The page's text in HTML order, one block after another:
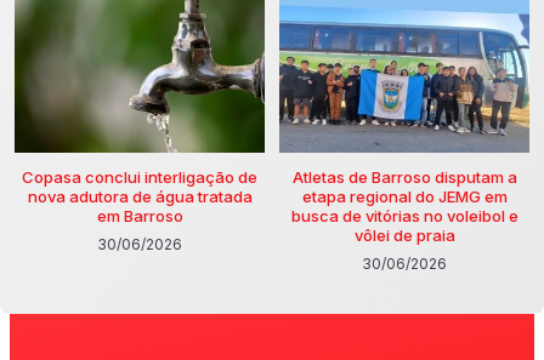
Copasa conclui interligação de
nova adutora de água tratada
em Barroso
30/06/2026
Atletas de Barroso disputam a
etapa regional do JEMG em
busca de vitórias no voleibol e
vôlei de praia
30/06/2026